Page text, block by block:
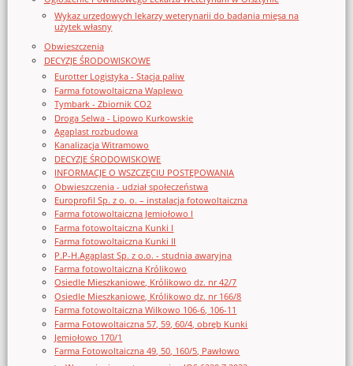
Wykaz urzędowych lekarzy weterynarii do badania mięsa na
użytek własny
Obwieszczenia
DECYZJE ŚRODOWISKOWE
Eurotter Logistyka - Stacja paliw
Farma fotowoltaiczna Waplewo
Tymbark - Zbiornik CO2
Droga Selwa - Lipowo Kurkowskie
Agaplast rozbudowa
Kanalizacja Witramowo
DECYZJE ŚRODOWISKOWE
INFORMACJE O WSZCZĘCIU POSTĘPOWANIA
Obwieszczenia - udział społeczeństwa
Europrofil Sp. z o. o. – instalacja fotowoltaiczna
Farma fotowoltaiczna Jemiołowo I
Farma fotowoltaiczna Kunki I
Farma fotowoltaiczna Kunki II
P.P-H.Agaplast Sp. z o.o. - studnia awaryjna
Farma fotowoltaiczna Królikowo
Osiedle Mieszkaniowe, Królikowo dz. nr 42/7
Osiedle Mieszkaniowe, Królikowo dz. nr 166/8
Farma fotowoltaiczna Wilkowo 106-6, 106-11
Farma Fotowoltaiczna 57, 59, 60/4, obręb Kunki
Jemiołowo 170/1
Farma Fotowoltaiczna 49, 50, 160/5, Pawłowo